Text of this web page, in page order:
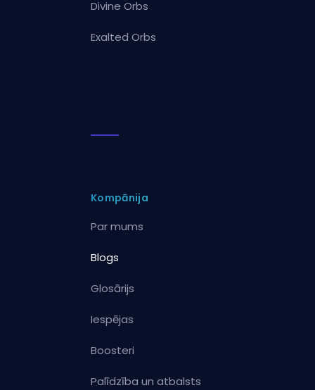
Divine Orbs
Exalted Orbs
Kompānija
Par mums
Blogs
Glosārijs
Iespējas
Boosteri
Palīdzība un atbalsts